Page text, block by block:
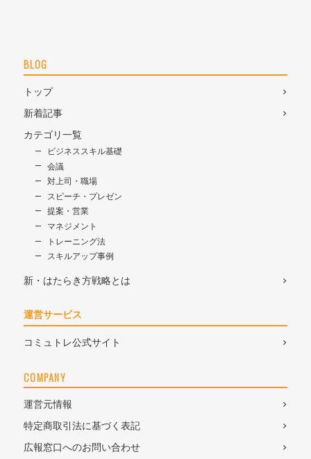
BLOG
トップ
新着記事
カテゴリ一覧
ビジネススキル基礎
会議
対上司・職場
スピーチ・プレゼン
提案・営業
マネジメント
トレーニング法
スキルアップ事例
新・はたらき方戦略とは
運営サービス
コミュトレ公式サイト
COMPANY
運営元情報
特定商取引法に基づく表記
広報窓口へのお問い合わせ